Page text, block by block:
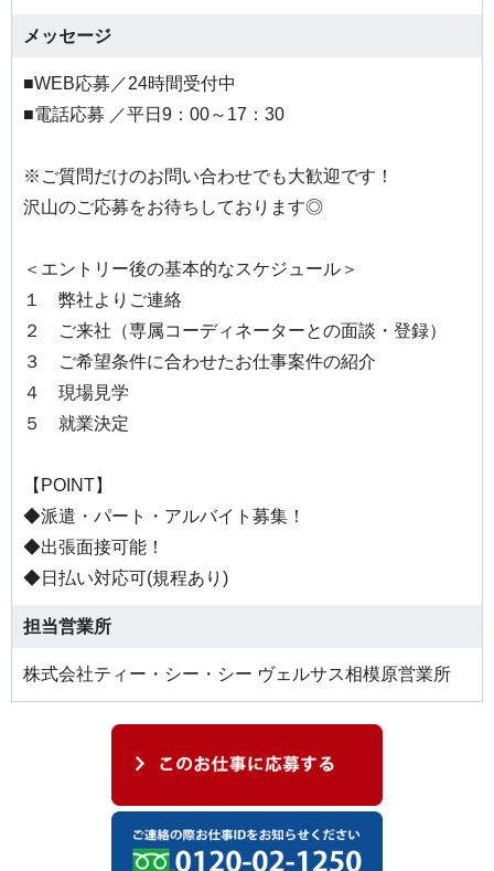
メッセージ
■WEB応募／24時間受付中
■電話応募 ／平日9：00～17：30
※ご質問だけのお問い合わせでも大歓迎です！
沢山のご応募をお待ちしております◎
＜エントリー後の基本的なスケジュール＞
１ 弊社よりご連絡
２ ご来社（専属コーディネーターとの面談・登録）
３ ご希望条件に合わせたお仕事案件の紹介
４ 現場見学
５ 就業決定
【POINT】
◆派遣・パート・アルバイト募集！
◆出張面接可能！
◆日払い対応可(規程あり)
担当営業所
株式会社ティー・シー・シー ヴェルサス相模原営業所